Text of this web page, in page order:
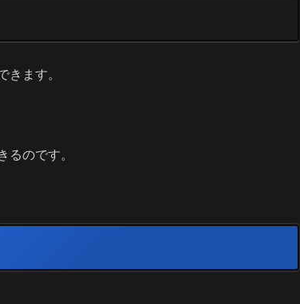
きます。
るのです。